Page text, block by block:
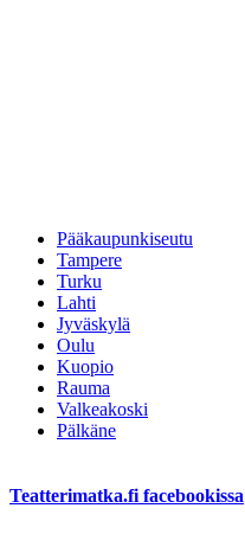
Pääkaupunkiseutu
Tampere
Turku
Lahti
Jyväskylä
Oulu
Kuopio
Rauma
Valkeakoski
Pälkäne
Teatterimatka.fi facebookissa